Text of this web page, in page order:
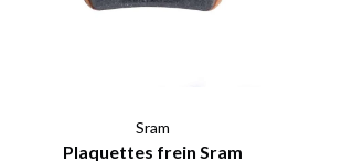
Sram
Plaquettes frein Sram